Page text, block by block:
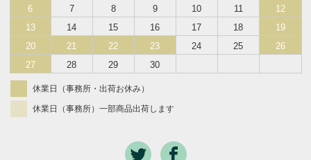
6
7 8 9 10 11
12
13
14 15 16 17 18
19
20
21 22 23 24 25
26
27
28 29 30
休業日（事務所・出荷お休み）
休業日（事務所）一部商品出荷します